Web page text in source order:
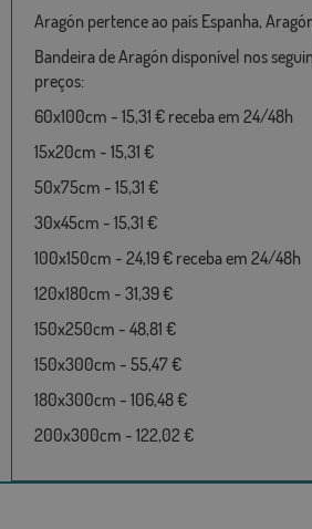
Aragón pertence ao país Espanha,
Bandeira de Aragón disponível nos
preços:
60x100cm - 15,31 € receba em 24/48h
15x20cm - 15,31 €
50x75cm - 15,31 €
30x45cm - 15,31 €
100x150cm - 24,19 € receba em 24/48h
120x180cm - 31,39 €
150x250cm - 48,81 €
150x300cm - 55,47 €
180x300cm - 106,48 €
200x300cm - 122,02 €